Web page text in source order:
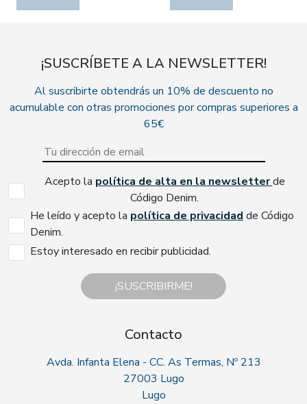
¡SUSCRÍBETE A LA NEWSLETTER!
Al suscribirte obtendrás un 10% de descuento no
acumulable con otras promociones por compras superiores a
65€
Acepto la política de alta en la newsletterde
Código Denim.
He leído y acepto la política de privacidadde Código
Denim.
Estoy interesado en recibir publicidad.
¡SUSCRIBIRME!
Contacto
Avda. Infanta Elena - CC. As Termas, Nº 213
27003 Lugo
Lugo